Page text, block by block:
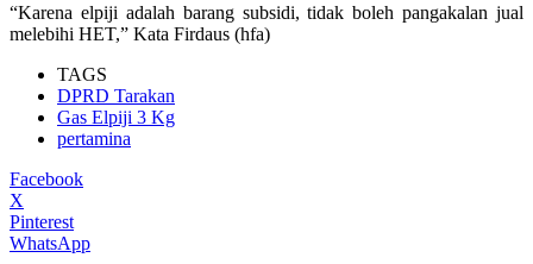
“Karena elpiji adalah barang subsidi, tidak boleh pangakalan jual
melebihi HET,” Kata Firdaus (hfa)
TAGS
DPRD Tarakan
Gas Elpiji 3 Kg
pertamina
Facebook
X
Pinterest
WhatsApp